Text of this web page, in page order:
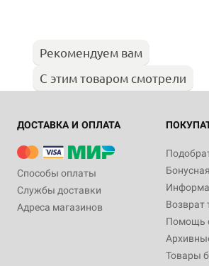
Рекомендуем вам
С этим товаром смотрели
ДОСТАВКА И ОПЛАТА
Способы оплаты
Службы доставки
Адреса магазинов
Возврат
Помощь
Товары